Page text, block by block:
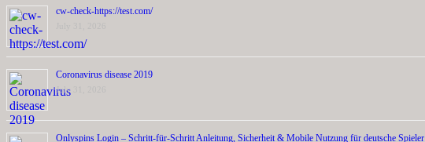
cw-check-https://test.com/
Coronavirus disease 2019
July 31, 2026
Onlyspins Login – Schritt‑für‑Schritt Anleitung, Sicherheit & Mobile Nutzung für deutsche Spieler